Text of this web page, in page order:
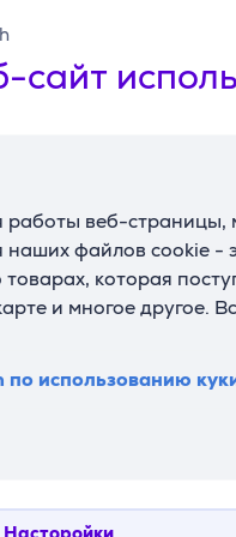
сайт
веб-страницы,
наших файлов cookie -
которая
и многое другое.
по использованию
Насторойки
с учетом
чтобы настроить
позволяя Вам
обеспечивает
настройки и
мультимедиа удобно
Logitech G при
настройки своего